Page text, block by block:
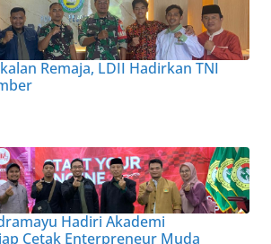
Remaja, LDII Hadirkan TNI
Hadiri Akademi
Cetak Enterpreneur Muda